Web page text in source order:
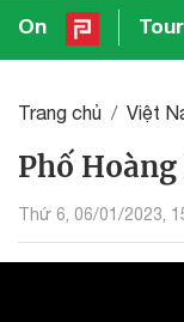
On Tour
Trang chủ Việt
Phố
Thứ 6, 06/01/2023,